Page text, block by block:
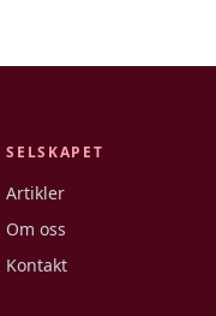
SELSKAPET
Artikler
Om oss
Kontakt